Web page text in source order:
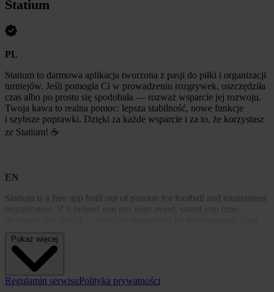
Statium
PL
Statium to darmowa aplikacja tworzona z pasji do piłki i organizacji
turniejów. Jeśli pomogła Ci w prowadzeniu rozgrywek, oszczędziła
czas albo po prostu się spodobała — rozważ wsparcie jej rozwoju.
Twoja kawa to realna pomoc: lepsza stabilność, nowe funkcje
i szybsze poprawki. Dzięki za każde wsparcie i za to, że korzystasz
ze Statium! ☕
EN
Statium is a free app built out of passion for football and tournament
coffee makes a real difference: better stability, new features, and
faster fixes. Thanks for every bit of support and for using Statium!
☕
Regulamin serwisuPolityka prywatności